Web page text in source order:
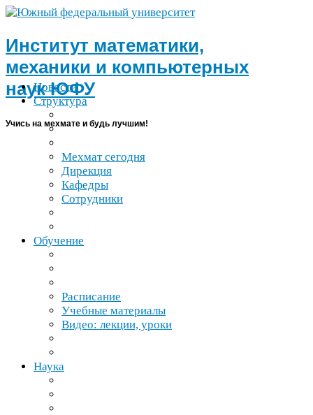
Институт математики,
механики и компьютерных
наукЮФУ
Учись на мехмате и будь лучшим!
Новости
Структура
Мехмат сегодня
Дирекция
Кафедры
Сотрудники
Обучение
Расписание
Учебные материалы
Видео: лекции, уроки
Наука